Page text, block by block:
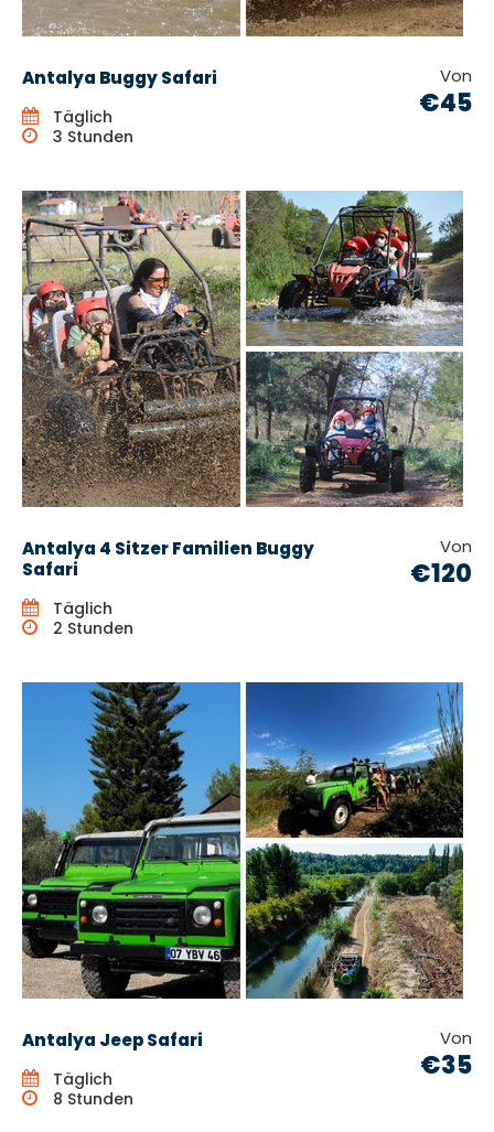
Antalya Buggy Safari Von
€45
Täglich
3 Stunden
Antalya 4 Sitzer Familien Buggy
Safari
Von
€120
Täglich
2 Stunden
Antalya Jeep Safari Von
€35
Täglich
8 Stunden